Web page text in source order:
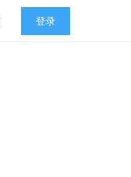
登录